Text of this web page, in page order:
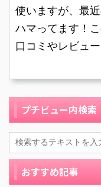
チュラルかつ肌 ...
使いますが、最
ハマってます！
口コミやレビュ
プチビュー内検索
おすすめ記事